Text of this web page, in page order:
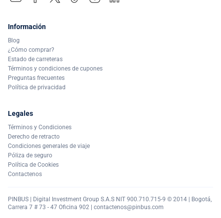
Información
Blog
¿Cómo comprar?
Estado de carreteras
Términos y condiciones de cupones
Preguntas frecuentes
Política de privacidad
Legales
Términos y Condiciones
Derecho de retracto
Condiciones generales de viaje
Póliza de seguro
Política de Cookies
Contactenos
PINBUS | Digital Investment Group S.A.S NIT 900.710.715-9 © 2014 | Bogotá,
Carrera 7 # 73 - 47 Oficina 902 | contactenos@pinbus.com